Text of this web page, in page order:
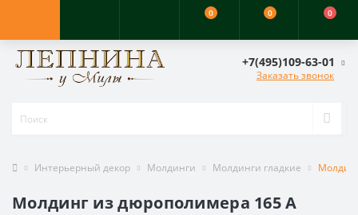
0 0 0
+7(495)109-63-01
Заказать звонок
Интерьерный декор Молдинги Молдинги гладкие
Молдинг из дюрополимера 165 A